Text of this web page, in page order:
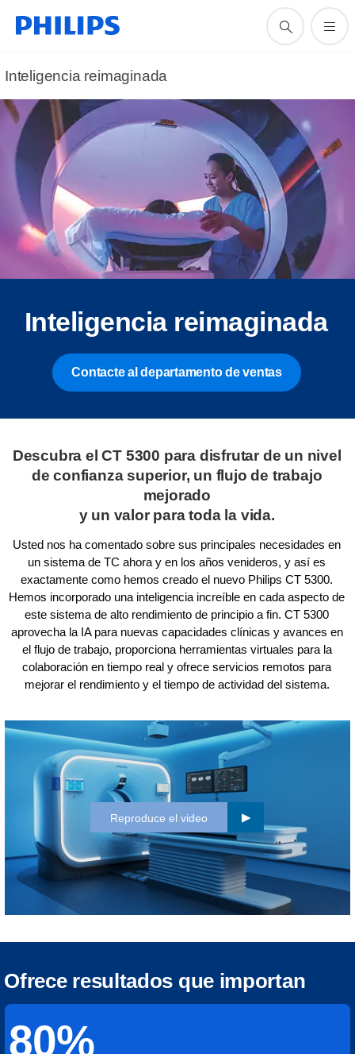
Inteligencia reimaginada
Inteligencia reimaginada
Contacte al departamento de ventas
Descubra el CT 5300 para disfrutar de un nivel
de confianza superior, un flujo de trabajo
mejorado
y un valor para toda la vida.
Usted nos ha comentado sobre sus principales necesidades en
un sistema de TC ahora y en los años venideros, y así es
exactamente como hemos creado el nuevo Philips CT 5300.
Hemos incorporado una inteligencia increíble en cada aspecto de
este sistema de alto rendimiento de principio a fin. CT 5300
aprovecha la IA para nuevas capacidades clínicas y avances en
el flujo de trabajo, proporciona herramientas virtuales para la
colaboración en tiempo real y ofrece servicios remotos para
mejorar el rendimiento y el tiempo de actividad del sistema.
Reproduce el video
Ofrece resultados que importan
80%